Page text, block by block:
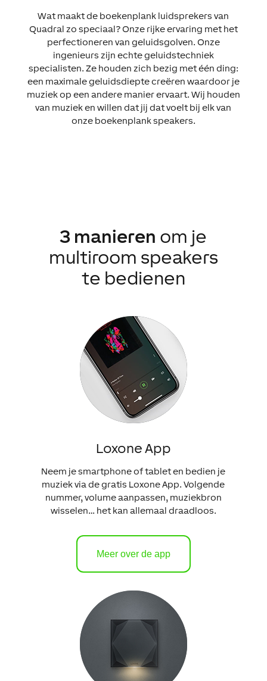
Wat maakt de boekenplank luidsprekers van
Quadral zo speciaal? Onze rijke ervaring met het
perfectioneren van geluidsgolven. Onze
ingenieurs zijn echte geluidstechniek
specialisten. Ze houden zich bezig met één ding:
een maximale geluidsdiepte creëren waardoor je
muziek op een andere manier ervaart. Wij houden
van muziek en willen dat jij dat voelt bij elk van
onze boekenplank speakers.
3 manieren om je
multiroom speakers
te bedienen
Loxone App
Neem je smartphone of tablet en bedien je
muziek via de gratis Loxone App. Volgende
nummer, volume aanpassen, muziekbron
wisselen… het kan allemaal draadloos.
Meer over de app